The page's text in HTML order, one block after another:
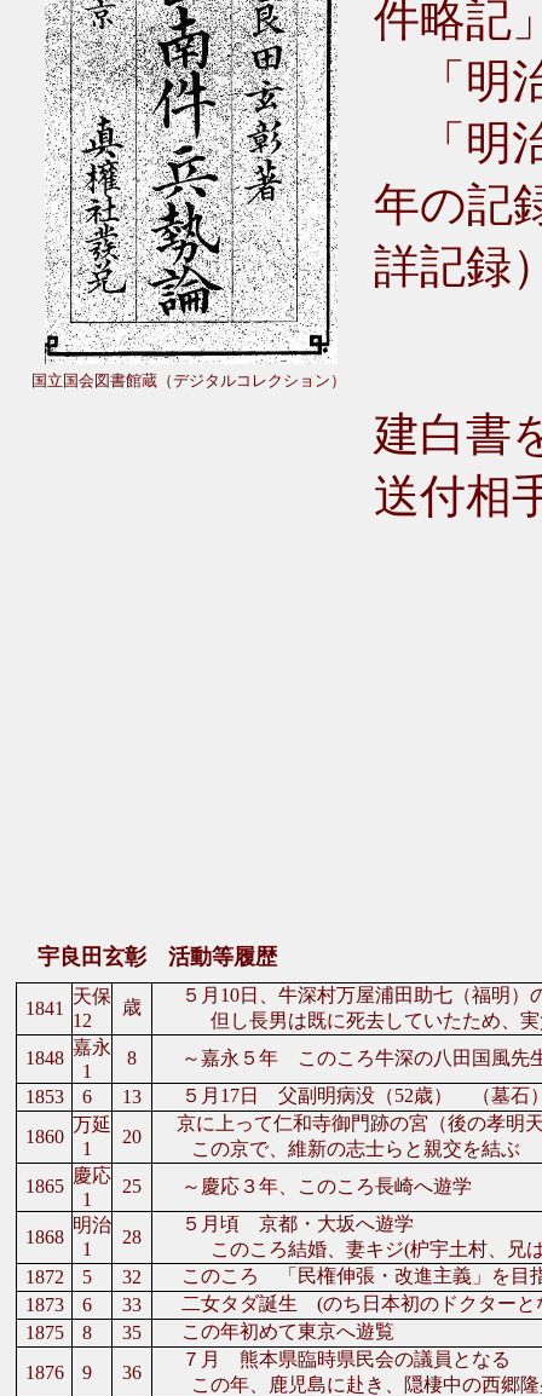
国立国会図書館蔵（デジタルコレクション）
件略記
「明
「明
年の記
詳記録
建白書
送付
宇良田玄彰 活動等履歴
1841
天保
12
歳
５月10日、牛深村万屋浦田助七（福明）
但し長男は既に死去していたため、実
1848
嘉永
1
8
～嘉永５年 このころ牛深の八田国風先
1853
6 13
５月17日 父副明病没（52歳） （墓石
1860
万延
1
20
京に上って仁和寺御門跡の宮（後の孝明
この京で、維新の志士らと親交を結ぶ
1865
慶応
1
25 ～慶応３年、このころ長崎へ遊学
1868
明治
1
28
５月頃 京都・大坂へ遊学
このころ結婚、妻キジ(枦宇土村、兄は
1872
5 32
このころ 「民権伸張・改進主義」を目
1873
6 33
二女タダ誕生 (のち日本初のドクターと
1875
8 35
この年初めて東京へ遊覧
1876
9 36
７月 熊本県臨時県民会の議員となる
この年、鹿児島に赴き、隠棲中の西郷隆